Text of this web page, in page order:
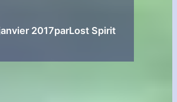
2017parLost Spirit